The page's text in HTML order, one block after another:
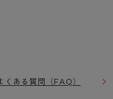
くある質問（FAQ）